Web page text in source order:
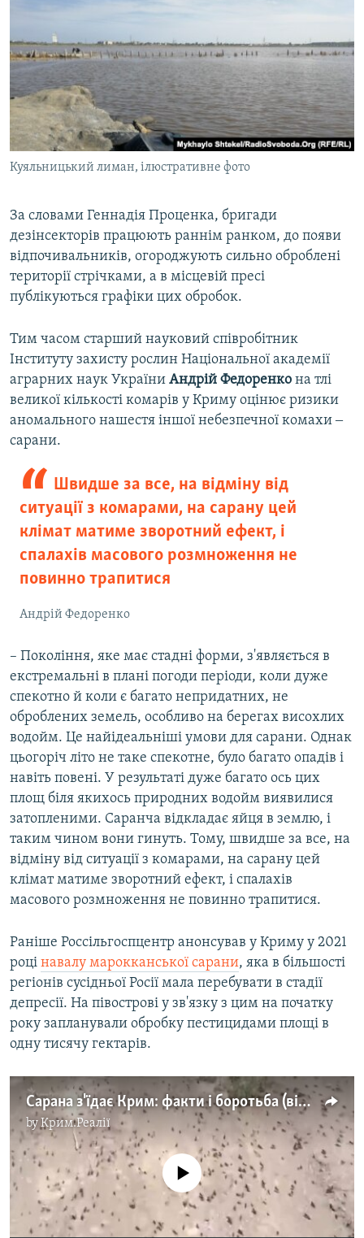
Куяльницький лиман, ілюстративне фото
За словами Геннадія Проценка, бригади
дезінсекторів працюють раннім ранком, до появи
відпочивальників, огороджують сильно оброблені
території стрічками, а в місцевій пресі
публікуються графіки цих обробок.
Тим часом старший науковий співробітник
Інституту захисту рослин Національної академії
аграрних наук України Андрій Федоренко на тлі
великої кількості комарів у Криму оцінює ризики
аномального нашестя іншої небезпечної комахи ‒
сарани.
Швидше за все, на відміну від
ситуації з комарами, на сарану цей
клімат матиме зворотний ефект, і
спалахів масового розмноження не
повинно трапитися
Андрій Федоренко
– Покоління, яке має стадні форми, з'являється в
екстремальні в плані погоди періоди, коли дуже
спекотно й коли є багато непридатних, не
оброблених земель, особливо на берегах висохлих
водойм. Це найідеальніші умови для сарани. Однак
цьогоріч літо не таке спекотне, було багато опадів і
навіть повені. У результаті дуже багато ось цих
площ біля якихось природних водойм виявилися
затопленими. Саранча відкладає яйця в землю, і
таким чином вони гинуть. Тому, швидше за все, на
відміну від ситуації з комарами, на сарану цей
клімат матиме зворотний ефект, і спалахів
масового розмноження не повинно трапитися.
Раніше Россільгоспцентр анонсував у Криму у 2021
році навалу марокканської сарани, яка в більшості
регіонів сусідньої Росії мала перебувати в стадії
депресії. На півострові у зв'язку з цим на початку
року запланували обробку пестицидами площі в
одну тисячу гектарів.
Сарана з'їдає Крим: факти і боротьба (відео)
byКрим.Реалії
No media source currently available